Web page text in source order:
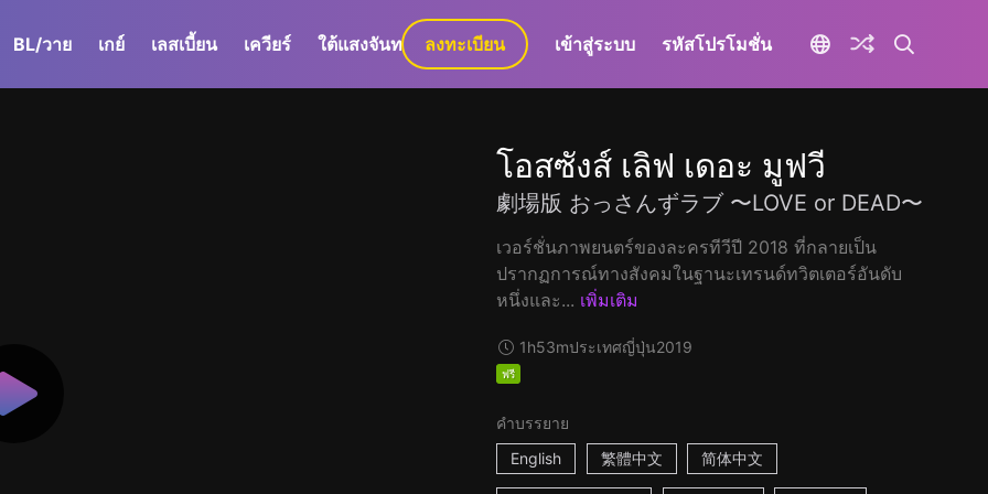
BL/วาย เกย์ เลสเบี้ยน เควียร์ ใต้แสงจันทร์ GaLa+
ลงทะเบียน เข้าสู่ระบบ รหัสโปรโมชั่น
โอสซังส์ เลิฟ เดอะ มูฟวี
劇場版 おっさんずラブ 〜LOVE or DEAD〜
เวอร์ชั่นภาพยนตร์ของละครทีวีปี 2018 ที่กลายเป็น
ปรากฏการณ์ทางสังคมในฐานะเทรนด์ทวิตเตอร์อันดับ
หนึ่งและ... เพิ่มเติม
1h53mประเทศญี่ปุ่น2019
ฟรี
คำบรรยาย
English
繁體中文 简体中文